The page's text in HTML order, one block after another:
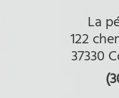
La
122
37330